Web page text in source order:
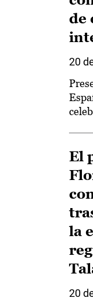
de
20
El
la
20